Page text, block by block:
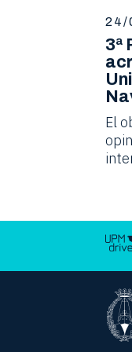
24/
3ª
El